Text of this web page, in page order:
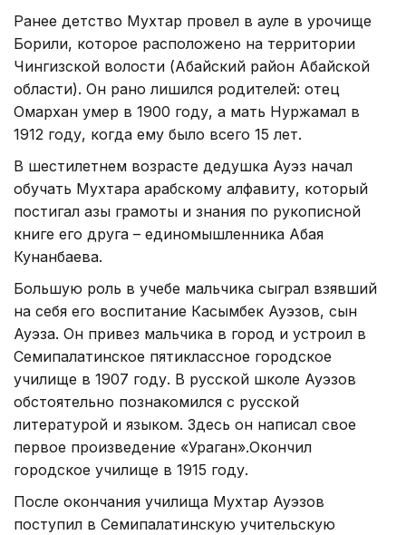
Ранее детство Мухтар провел в ауле в урочище
Борили, которое расположено на территории
Чингизской волости (Абайский район Абайской
области). Он рано лишился родителей: отец
Омархан умер в 1900 году, а мать Нуржамал в
1912 году, когда ему было всего 15 лет.
В шестилетнем возрасте дедушка Ауэз начал
обучать Мухтара арабскому алфавиту, который
постигал азы грамоты и знания по рукописной
книге его друга – единомышленника Абая
Кунанбаева.
Большую роль в учебе мальчика сыграл взявший
на себя его воспитание Касымбек Ауэзов, сын
Ауэза. Он привез мальчика в город и устроил в
Семипалатинское пятиклассное городское
училище в 1907 году. В русской школе Ауэзов
обстоятельно познакомился с русской
литературой и языком. Здесь он написал свое
первое произведение «Ураган».Окончил
городское училище в 1915 году.
После окончания училища Мухтар Ауэзов
поступил в Семипалатинскую учительскую